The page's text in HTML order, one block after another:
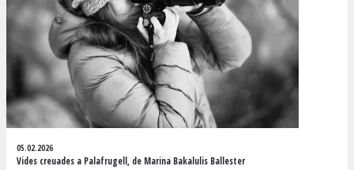
05.02.2026
Vides creuades a Palafrugell, de Marina Bakalulis Ballester